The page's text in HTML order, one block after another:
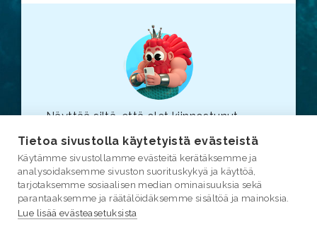
Näyttää siltä, että olet kiinnostunut
tutustut myös varsinaiseenvesi.fi-
sivustoon (linkki avautuu uuteen
selainikkunaan.)
Tietoa sivustolla käytetyistä evästeistä
Käytämme sivustollamme evästeitä kerätäksemme ja
analysoidaksemme sivuston suorituskykyä ja käyttöä,
tarjotaksemme sosiaalisen median ominaisuuksia sekä
parantaaksemme ja räätälöidäksemme sisältöä ja mainoksia.
Lue lisää evästeasetuksista